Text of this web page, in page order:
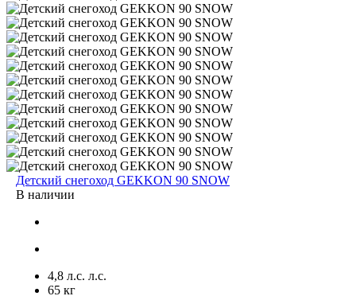
Детский снегоход GEKKON 90 SNOW
В наличии
4,8 л.с. л.с.
65 кг